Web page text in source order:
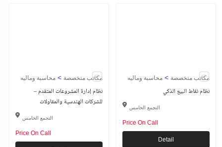
مكاتب متخصصة > محاسبة وماليه
نظام إدارة المشروعات المتقدم –
للشركات الهندسية والمقاولات
التجمع الخامس
Price On Call
مكاتب متخصصة > محاسبة وماليه
نظام نقاط البيع الذكي
التجمع الخامس
Price On Call
Detail